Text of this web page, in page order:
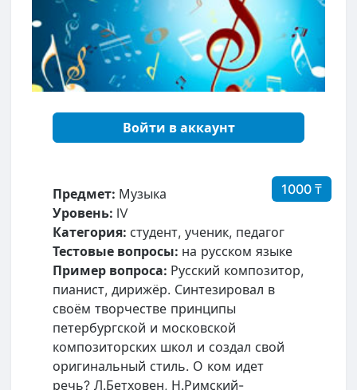
Войти в аккаунт
1000 ₸
Предмет: Музыка
Уровень: IV
Категория: студент, ученик, педагог
Тестовые вопросы: на русском языке
Пример вопроса: Русский композитор,
пианист, дирижёр. Синтезировал в
своём творчестве принципы
петербургской и московской
композиторских школ и создал свой
оригинальный стиль. О ком идет
речь? Л.Бетховен, Н.Римский-